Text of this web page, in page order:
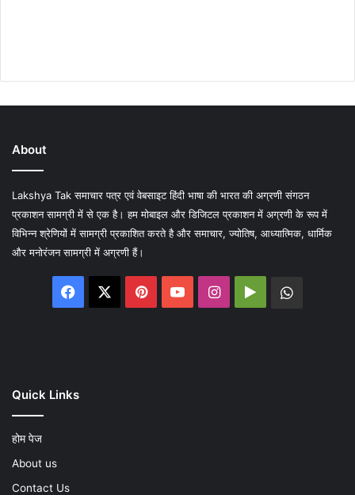
About
Lakshya Tak समाचार पत्र एवं वेबसाइट हिंदी भाषा की भारत की अग्रणी संगठन
प्रकाशन सामग्री में से एक है। हम मोबाइल और डिजिटल प्रकाशन में अग्रणी के रूप में
विभिन्न श्रेणियों में सामग्री प्रकाशित करते है और समाचार, ज्योतिष, आध्यात्मिक, धार्मिक
और मनोरंजन सामग्री में अग्रणी हैं।
Facebook PinterestYouTubeInstagram
Google
Quick Links
होम पेज
About us
Contact Us